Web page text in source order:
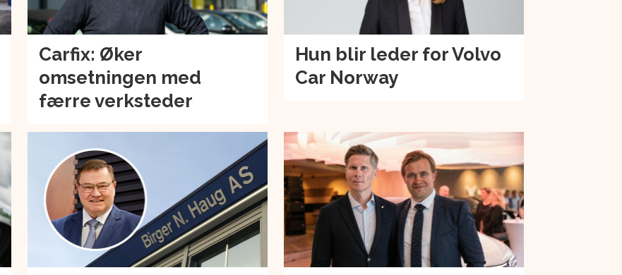
Carfix: Øker
omsetningen med
færre verksteder
Hun blir leder for Volvo
Car Norway